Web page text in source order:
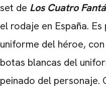
set de Los Cuatro
el rodaje en España.
uniforme del héroe,
botas blancas del
peinado del personaje.